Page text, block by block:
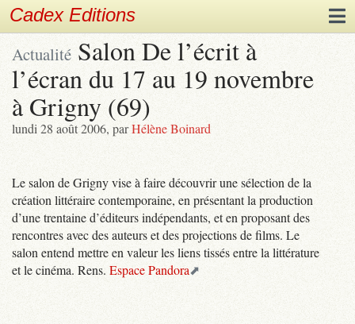
Cadex Editions
Actualité Salon De l’écrit à
l’écran du 17 au 19 novembre
à Grigny (69)
lundi 28 août 2006, parHélène Boinard
Le salon de Grigny vise à faire découvrir une sélection de la
création littéraire contemporaine, en présentant la production
d’une trentaine d’éditeurs indépendants, et en proposant des
rencontres avec des auteurs et des projections de films. Le
salon entend mettre en valeur les liens tissés entre la littérature
et le cinéma. Rens. Espace Pandora